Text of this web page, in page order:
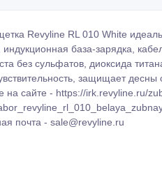
Revyline RL 010 White
индукционная база-зарядка,
без сульфатов, диоксида
защищает
на сайте - https://irk.revyline.ru/
почта - sale@revyline.ru